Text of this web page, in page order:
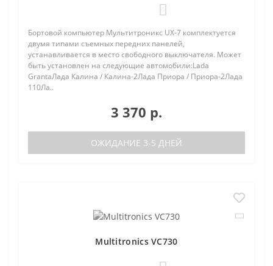
Бортовой компьютер Мультитроникс UX-7 комплектуется
двумя типами съемных передних панелей,
устанавливается в место свободного выключателя. Может
быть установлен на следующие автомобили:Lada
GrantaЛада Калина / Калина-2Лада Приора / Приора-2Лада
110Ла..
3 370 р.
ОЖИДАНИЕ 3-5 ДНЕЙ
Multitronics VC730